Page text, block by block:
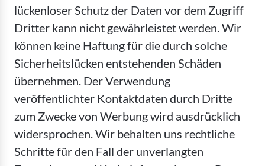
lückenloser Schutz der Daten vor dem Zugriff
Dritter kann nicht gewährleistet werden. Wir
können keine Haftung für die durch solche
Sicherheitslücken entstehenden Schäden
übernehmen. Der Verwendung
veröffentlichter Kontaktdaten durch Dritte
zum Zwecke von Werbung wird ausdrücklich
widersprochen. Wir behalten uns rechtliche
Schritte für den Fall der unverlangten